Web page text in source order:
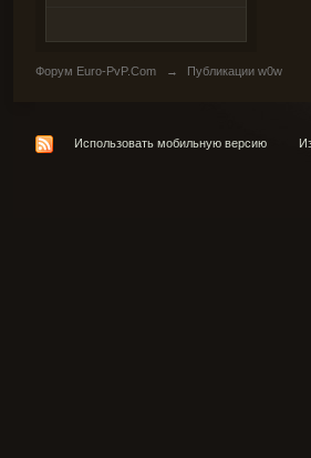
Форум Euro-PvP.Com → Публикации w0w
Использовать мобильную версию